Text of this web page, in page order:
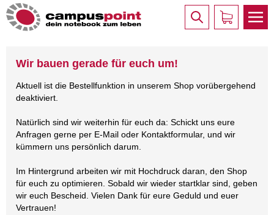
Wir bauen gerade für euch um!
Aktuell ist die Bestellfunktion in unserem Shop vorübergehend
deaktiviert.
Natürlich sind wir weiterhin für euch da: Schickt uns eure
Anfragen gerne per E-Mail oder Kontaktformular, und wir
kümmern uns persönlich darum.
Im Hintergrund arbeiten wir mit Hochdruck daran, den Shop
für euch zu optimieren. Sobald wir wieder startklar sind, geben
wir euch Bescheid. Vielen Dank für eure Geduld und euer
Vertrauen!